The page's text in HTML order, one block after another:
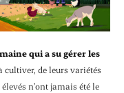
qui a su gérer les
cultiver, de leurs variétés
n’ont jamais été le